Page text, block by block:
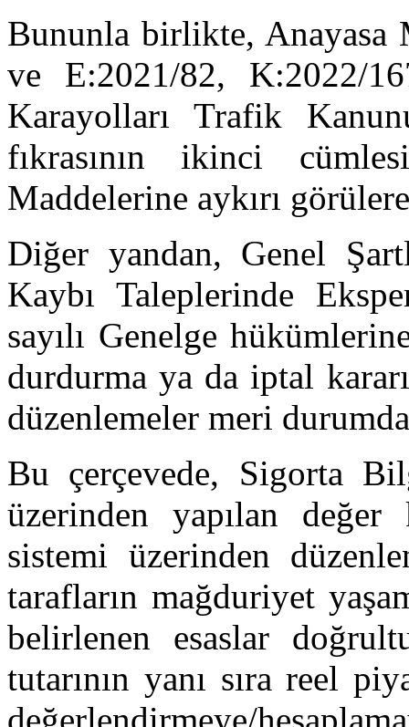
Bununla birlikte, Anayasa
ve E:2021/82, K:2022/
Karayolları Trafik
fıkrasının ikinci
Maddelerine aykırı
Diğer yandan, Genel
Kaybı Taleplerinde
sayılı Genelge
durdurma ya da iptal
düzenlemeler meri
Bu çerçevede, Sigorta
üzerinden yapılan
sistemi üzerinden
tarafların mağduriyet
belirlenen esaslar
tutarının yanı sıra reel
değerlendirmeye/